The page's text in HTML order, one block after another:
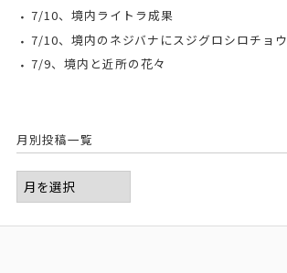
7/10、境内ライトラ成果
7/10、境内のネジバナにスジグロシロチョウ
7/9、境内と近所の花々
月別投稿一覧